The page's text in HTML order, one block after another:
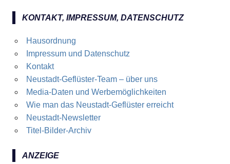
KONTAKT, IMPRESSUM, DATENSCHUTZ
Hausordnung
Impressum und Datenschutz
Kontakt
Neustadt-Geflüster-Team – über uns
Media-Daten und Werbemöglichkeiten
Wie man das Neustadt-Geflüster erreicht
Neustadt-Newsletter
Titel-Bilder-Archiv
ANZEIGE